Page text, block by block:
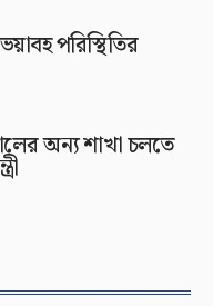
পরিস্থিতির
অন্য শাখা চলতে